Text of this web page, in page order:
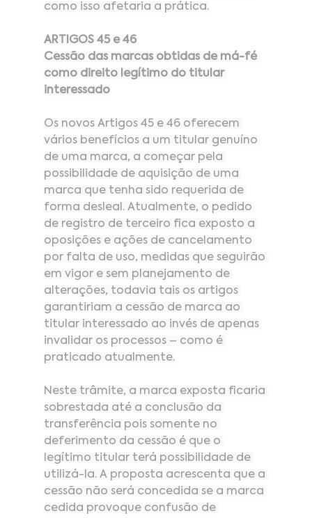
como isso afetaria a prática.
ARTIGOS 45 e 46
Cessão das marcas obtidas de má-fé
como direito legítimo do titular
interessado
Os novos Artigos 45 e 46 oferecem
vários benefícios a um titular genuíno
de uma marca, a começar pela
possibilidade de aquisição de uma
marca que tenha sido requerida de
forma desleal. Atualmente, o pedido
de registro de terceiro fica exposto a
oposições e ações de cancelamento
por falta de uso, medidas que seguirão
em vigor e sem planejamento de
alterações, todavia tais os artigos
garantiriam a cessão de marca ao
titular interessado ao invés de apenas
invalidar os processos – como é
praticado atualmente.
Neste trâmite, a marca exposta ficaria
sobrestada até a conclusão da
transferência pois somente no
deferimento da cessão é que o
legítimo titular terá possibilidade de
utilizá-la. A proposta acrescenta que a
cessão não será concedida se a marca
cedida provoque confusão de